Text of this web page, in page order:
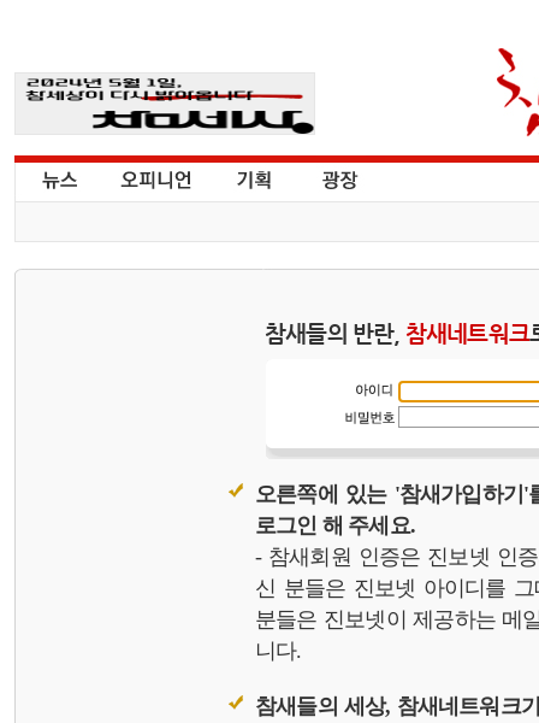
참새들의 반란, 참새네트워크
오른쪽에 있는 '참새가입하기
로그인 해 주세요.
- 참새회원 인증은 진보넷 인
신 분들은 진보넷 아이디를
분들은 진보넷이 제공하는 메
니다.
참새들의 세상, 참새네트워크